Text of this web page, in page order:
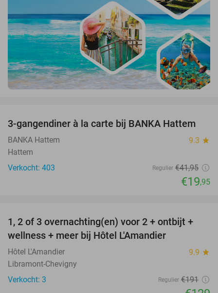
52%
3-gangendiner à la carte bij BANKA Hattem
BANKA Hattem 9.3 star
Hattem
Verkocht: 403
Regulier €41,95
€19,95
32%
TODAY
1, 2 of 3 overnachting(en) voor 2 + ontbijt +
wellness + meer bij Hôtel L'Amandier
Hôtel L'Amandier 9.9 star
Libramont-Chevigny
Verkocht: 3
Regulier €191